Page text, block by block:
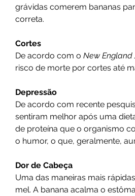
grávidas comerem bananas
correta.
Cortes
De acordo com o New England
risco de morte por cortes até
Depressão
De acordo com recente
sentiram melhor após uma
de proteína que o organismo
o humor, o que, geralmente,
Dor de Cabeça
Uma das maneiras mais
mel. A banana acalma o